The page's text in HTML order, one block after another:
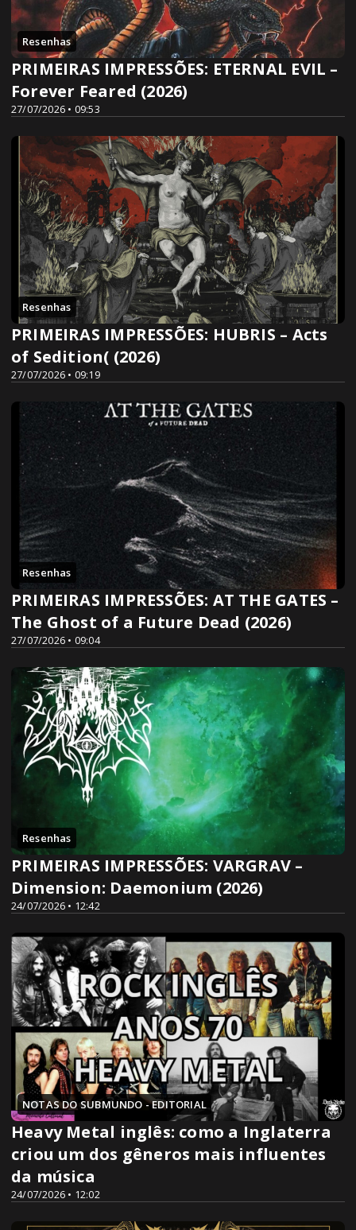
Resenhas
27/07/2026 • 09:53
PRIMEIRAS IMPRESSÕES: ETERNAL EVIL –
Forever Feared (2026)
Resenhas
27/07/2026 • 09:19
PRIMEIRAS IMPRESSÕES: HUBRIS – Acts
of Sedition( (2026)
Resenhas
27/07/2026 • 09:04
PRIMEIRAS IMPRESSÕES: AT THE GATES –
The Ghost of a Future Dead (2026)
Resenhas
24/07/2026 • 12:42
PRIMEIRAS IMPRESSÕES: VARGRAV –
Dimension: Daemonium (2026)
NOTAS DO SUBMUNDO - EDITORIAL
24/07/2026 • 12:02
Heavy Metal inglês: como a Inglaterra
criou um dos gêneros mais influentes
da música